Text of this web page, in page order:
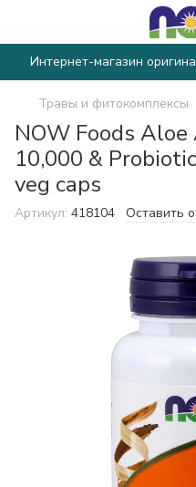
Интернет-магазин
Травы и фитокомплексы
NOW Foods
10,000 &
veg caps
Артикул: 418104 Оставить